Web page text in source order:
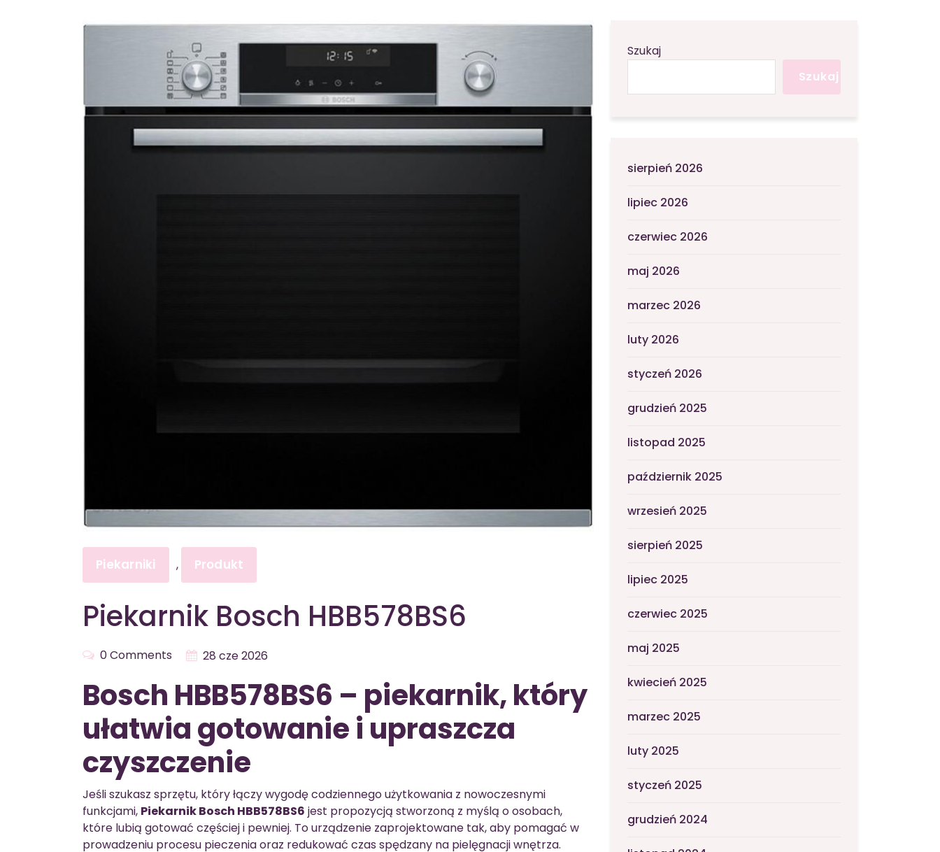
Piekarniki , Produkt
Piekarnik Bosch HBB578BS6
0 Comments 28 cze 2026
Bosch HBB578BS6 – piekarnik, który
ułatwia gotowanie i upraszcza
czyszczenie
Jeśli szukasz sprzętu, który łączy wygodę codziennego użytkowania z nowoczesnymi
funkcjami, Piekarnik Bosch HBB578BS6 jest propozycją stworzoną z myślą o osobach,
które lubią gotować częściej i pewniej. To urządzenie zaprojektowane tak, aby pomagać w
prowadzeniu procesu pieczenia oraz redukować czas spędzany na pielęgnacji wnętrza.
Szukaj
Szukaj
sierpień 2026
lipiec 2026
czerwiec 2026
maj 2026
marzec 2026
luty 2026
styczeń 2026
grudzień 2025
listopad 2025
październik 2025
wrzesień 2025
sierpień 2025
lipiec 2025
czerwiec 2025
maj 2025
kwiecień 2025
marzec 2025
luty 2025
styczeń 2025
grudzień 2024